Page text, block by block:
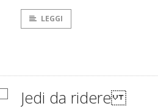
LEGGI
Jedi da ridere